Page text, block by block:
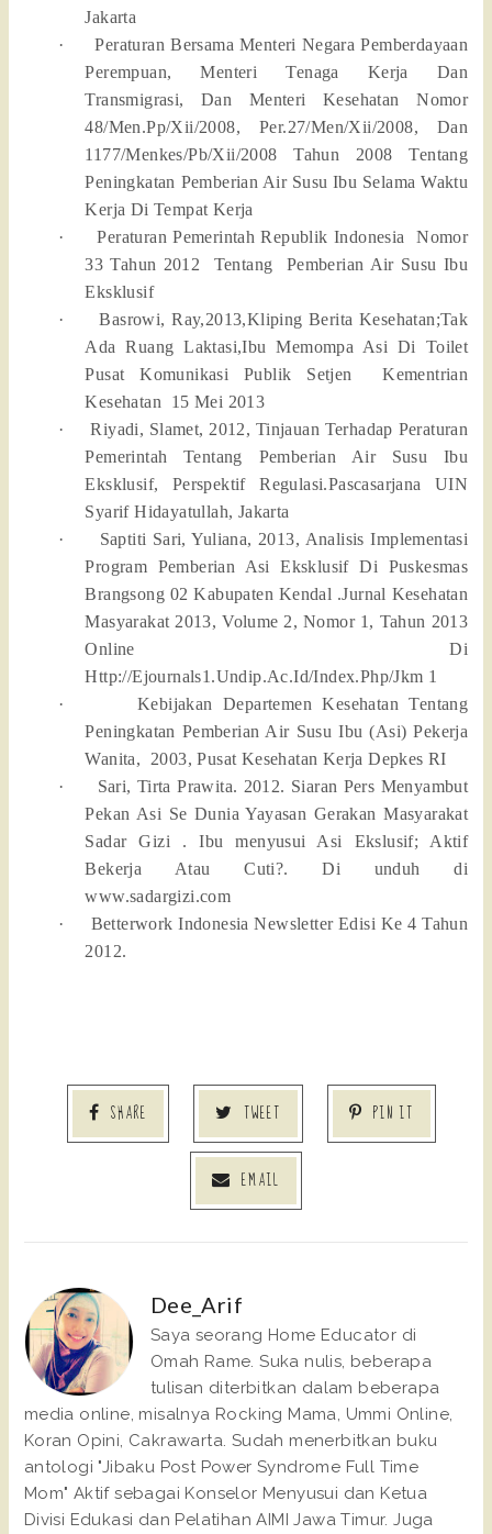
Jakarta
·
Peraturan Bersama Menteri Negara Pemberdayaan
Perempuan, Menteri Tenaga Kerja Dan
Transmigrasi, Dan Menteri Kesehatan Nomor
48/Men.Pp/Xii/2008, Per.27/Men/Xii/2008, Dan
1177/Menkes/Pb/Xii/2008 Tahun 2008 Tentang
Peningkatan Pemberian Air Susu Ibu Selama Waktu
Kerja Di Tempat Kerja
·
Peraturan Pemerintah Republik Indonesia
Nomor
33 Tahun 2012
Tentang
Pemberian Air Susu Ibu
Eksklusif
·
Basrowi, Ray,2013,Kliping Berita Kesehatan;Tak
Ada Ruang Laktasi,Ibu Memompa Asi Di Toilet
Pusat Komunikasi Publik Setjen
Kementrian
Kesehatan
15 Mei 2013
·
Riyadi, Slamet, 2012, Tinjauan Terhadap Peraturan
Pemerintah Tentang Pemberian Air Susu Ibu
Eksklusif, Perspektif Regulasi.Pascasarjana UIN
Syarif Hidayatullah, Jakarta
·
Saptiti Sari, Yuliana, 2013, Analisis Implementasi
Program Pemberian Asi Eksklusif Di Puskesmas
Brangsong 02 Kabupaten Kendal .Jurnal Kesehatan
Masyarakat 2013, Volume 2, Nomor 1, Tahun 2013
Online Di
Http://Ejournals1.Undip.Ac.Id/Index.Php/Jkm 1
·
Kebijakan Departemen Kesehatan Tentang
Peningkatan Pemberian Air Susu Ibu (Asi) Pekerja
Wanita,
2003, Pusat Kesehatan Kerja Depkes RI
·
Sari, Tirta Prawita. 2012. Siaran Pers Menyambut
Pekan Asi Se Dunia Yayasan Gerakan Masyarakat
Sadar Gizi . Ibu menyusui Asi Ekslusif; Aktif
Bekerja Atau Cuti?. Di unduh di
www.sadargizi.com
·
Betterwork Indonesia Newsletter Edisi Ke 4 Tahun
2012.
SHARE TWEET PIN IT
EMAIL
Dee_Arif
Saya seorang Home Educator di
Omah Rame. Suka nulis, beberapa
tulisan diterbitkan dalam beberapa
media online, misalnya Rocking Mama, Ummi Online,
Koran Opini, Cakrawarta. Sudah menerbitkan buku
antologi "Jibaku Post Power Syndrome Full Time
Mom" Aktif sebagai Konselor Menyusui dan Ketua
Divisi Edukasi dan Pelatihan AIMI Jawa Timur. Juga